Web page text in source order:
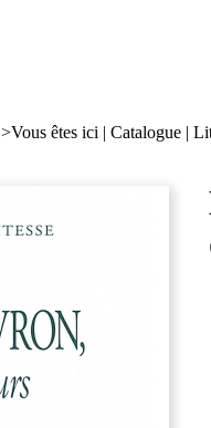
>Vous êtes ici | Catalogue |